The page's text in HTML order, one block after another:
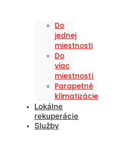
Do
jednej
miestnosti
Do
viac
miestností
Parapetné
klimatizácie
Lokálne
rekuperácie
Služby